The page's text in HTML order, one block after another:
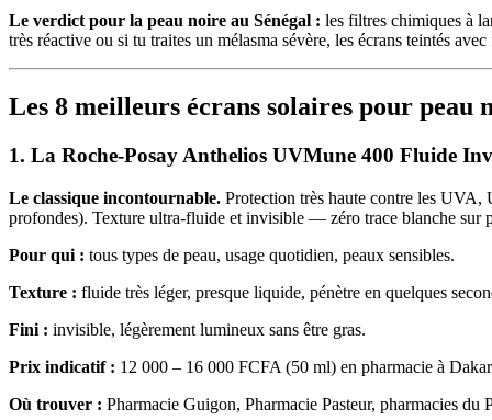
Le verdict pour la peau noire au Sénégal : les filtres chimiques à
très réactive ou si tu traites un mélasma sévère, les écrans teintés
Les 8 meilleurs écrans solaires pour peau
1. La Roche-Posay Anthelios UVMune 400 Fluide
Le classique incontournable. Protection très haute contre les
profondes). Texture ultra-fluide et invisible — zéro trace blanche sur
Pour qui : tous types de peau, usage quotidien, peaux sensibles.
Texture : fluide très léger, presque liquide, pénètre en quelques
Fini : invisible, légèrement lumineux sans être gras.
Prix indicatif : 12 000 – 16 000 FCFA (50 ml) en pharmacie à
Où trouver : Pharmacie Guigon, Pharmacie Pasteur, pharmacies